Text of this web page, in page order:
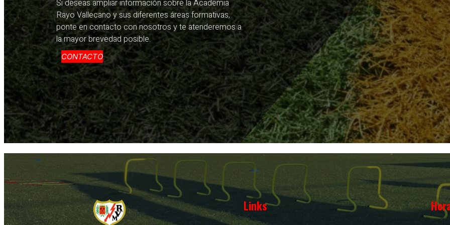
Si deseas ampliar información sobre la Academia
Rayo Vallecano y sus diferentes áreas formativas,
ponte en contacto con nosotros y te atenderemos a
la mayor brevedad posible.
CONTACTO
Links